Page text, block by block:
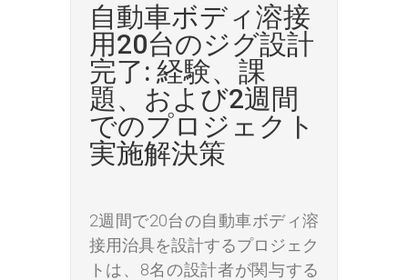
自動車ボディ溶接
用20台のジグ設計
完了: 経験、課
題、および2週間
でのプロジェクト
実施解決策
2週間で20台の自動車ボディ溶
接用治具を設計するプロジェク
トは、8名の設計者が関与する